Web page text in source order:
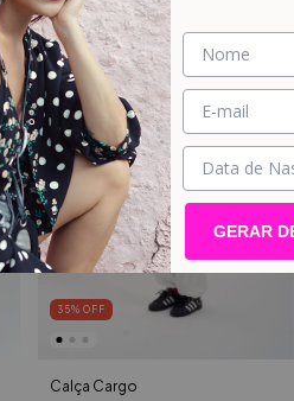
35% OFF
Calça Cargo
GERAR